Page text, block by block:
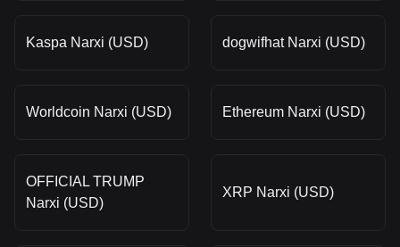
Kaspa Narxi (USD) dogwifhat Narxi (USD)
Worldcoin Narxi (USD) Ethereum Narxi (USD)
OFFICIAL TRUMP
Narxi (USD)
XRP Narxi (USD)